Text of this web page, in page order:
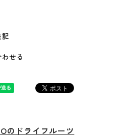
せる
のドライフルーツ